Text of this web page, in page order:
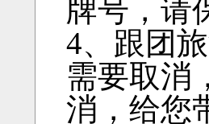
牌号，请
4、跟团
需要取消
消，给您